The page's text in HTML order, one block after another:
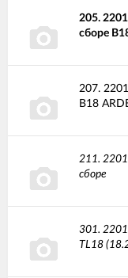
205.
сборе
207.
B18
211.
сборе
301.
TL18